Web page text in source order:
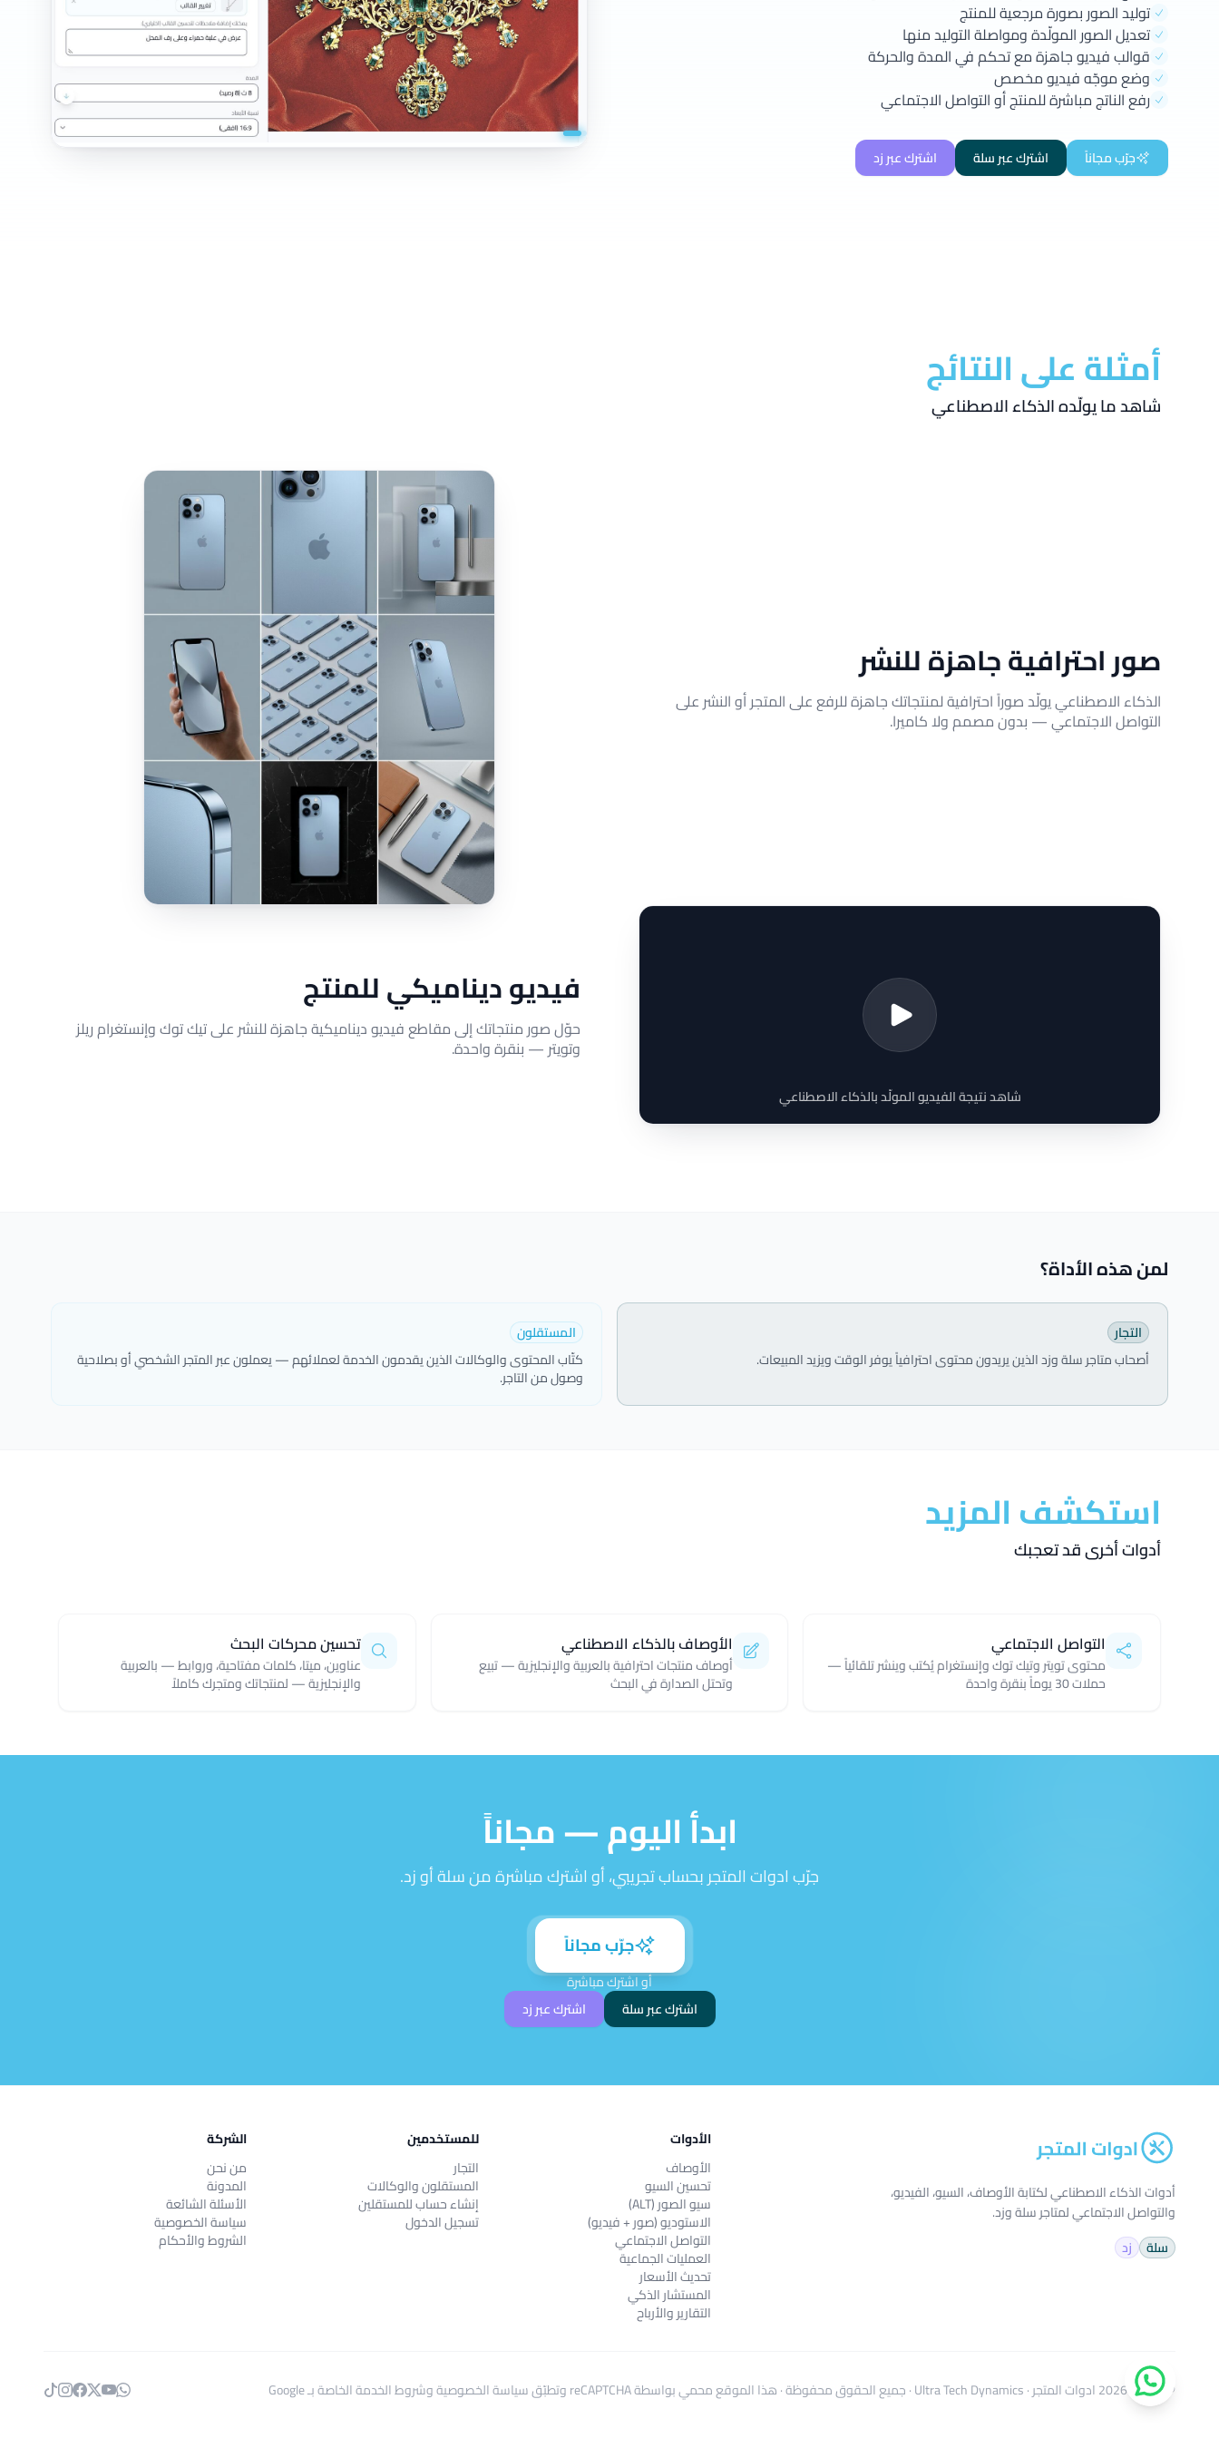
توليد الصور بصورة مرجعية للمنتج
تعديل الصور المولّدة ومواصلة التوليد منها
قوالب فيديو جاهزة مع تحكم في المدة والحركة
وضع موجّه فيديو مخصص
رفع الناتج مباشرة للمنتج أو التواصل الاجتماعي
جرّب مجاناً اشترك عبر سلة اشترك عبر زد
أمثلة على النتائج
شاهد ما يولّده الذكاء الاصطناعي
صور احترافية جاهزة للنشر
الذكاء الاصطناعي يولّد صوراً احترافية لمنتجاتك جاهزة للرفع على المتجر أو النشر على
التواصل الاجتماعي — بدون مصمم ولا كاميرا.
فيديو ديناميكي للمنتج
حوّل صور منتجاتك إلى مقاطع فيديو ديناميكية جاهزة للنشر على تيك توك وإنستغرام ريلز
وتويتر — بنقرة واحدة.
شاهد نتيجة الفيديو المولّد بالذكاء الاصطناعي
لمن هذه الأداة؟
التجار
أصحاب متاجر سلة وزد الذين يريدون محتوى احترافياً يوفر الوقت ويزيد المبيعات.
المستقلون
كتّاب المحتوى والوكالات الذين يقدمون الخدمة لعملائهم — يعملون عبر المتجر الشخصي أو بصلاحية
وصول من التاجر.
استكشف المزيد
أدوات أخرى قد تعجبك
التواصل الاجتماعي
محتوى تويتر وتيك توك وإنستغرام يُكتب وينشر تلقائياً —
حملات 30 يوماً بنقرة واحدة
الأوصاف بالذكاء الاصطناعي
أوصاف منتجات احترافية بالعربية والإنجليزية — تبيع
وتحتل الصدارة في البحث
تحسين محركات البحث
عناوين، ميتا، كلمات مفتاحية، وروابط — بالعربية
والإنجليزية — لمنتجاتك ومتجرك كاملاً
ابدأ اليوم — مجاناً
جرّب ادوات المتجر بحساب تجريبي، أو اشترك مباشرة من سلة أو زد.
جرّب مجاناً
أو اشترك مباشرة
اشترك عبر سلة
اشترك عبر زد
أدوات الذكاء الاصطناعي لكتابة الأوصاف، السيو، الفيديو،
والتواصل الاجتماعي لمتاجر سلة وزد.
سلة
زد
الأدوات
الأوصاف
تحسين السيو
سيو الصور (ALT)
الاستوديو (صور + فيديو)
التواصل الاجتماعي
العمليات الجماعية
تحديث الأسعار
المستشار الذكي
التقارير والأرباح
للمستخدمين
التجار
المستقلون والوكالات
إنشاء حساب للمستقلين
تسجيل الدخول
الشركة
من نحن
المدونة
الأسئلة الشائعة
سياسة الخصوصية
الشروط والأحكام
© 2024–2026 ادوات المتجر·
Ultra Tech Dynamics· جميع الحقوق محفوظة · هذا الموقع محمي بواسطة reCAPTCHA وتطبّق سياسة الخصوصيةوشروط الخدمةالخاصة بـ Google